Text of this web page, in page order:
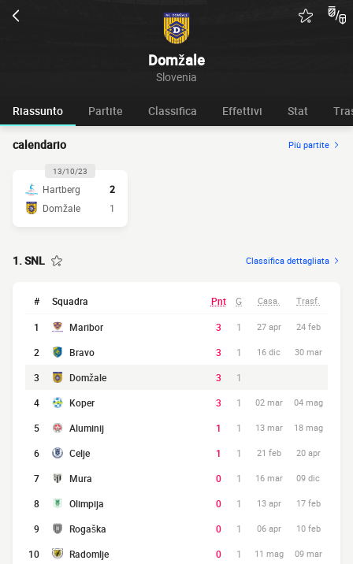
Domžale
Slovenia
Riassunto Partite Classifica Effettivi Stat
calendario Più partite
13/10/23
Hartberg
2
Domžale
1
1. SNL Classifica dettagliata
# Squadra Pnt G Casa. Trasf.
1 Maribor 3 1 27 apr 24 feb
2 Bravo 3 1 16 dic 30 mar
3 Domžale 3
1
4
Koper 3 1 02 mar 04 mag
5 Aluminij 1 1 13 mar 18 mag
6 Celje 1 1 21 feb 20 apr
7 Mura 0 1 16 mar 09 dic
8 Olimpija 0 1 13 apr 17 feb
9 Rogaška 0 1 06 apr 10 feb
10 Radomlje 0 1 11 mag 09 mar